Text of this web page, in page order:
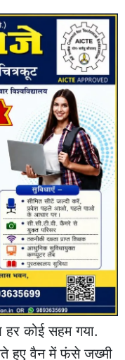
कोई सहम गया.
हुए वैन में फंसे जख्मी